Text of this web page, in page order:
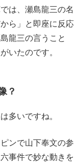
は、瀬島龍三の名
ら」と即座に反応
龍三の言うこと
いたのです。
？
多いですね。
ンで山下奉文の参
事件で妙な動きを